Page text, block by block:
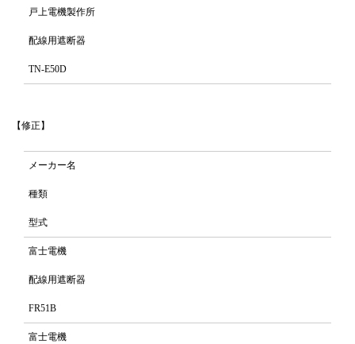
戸上電機製作所
配線用遮断器
TN-E50D
【修正】
メーカー名
種類
型式
富士電機
配線用遮断器
FR51B
富士電機